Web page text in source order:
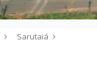
Sarutaiá